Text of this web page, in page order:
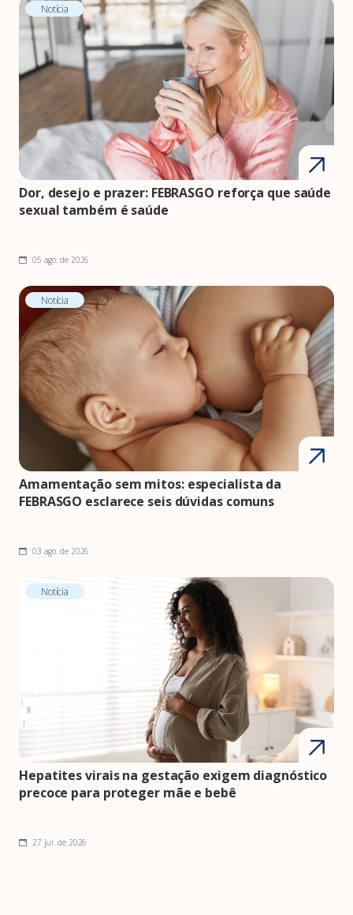
Notícia
Dor, desejo e prazer: FEBRASGO reforça que saúde
sexual também é saúde
05 ago. de 2026
Notícia
Amamentação sem mitos: especialista da
FEBRASGO esclarece seis dúvidas comuns
03 ago. de 2026
Notícia
Hepatites virais na gestação exigem diagnóstico
precoce para proteger mãe e bebê
27 jul. de 2026